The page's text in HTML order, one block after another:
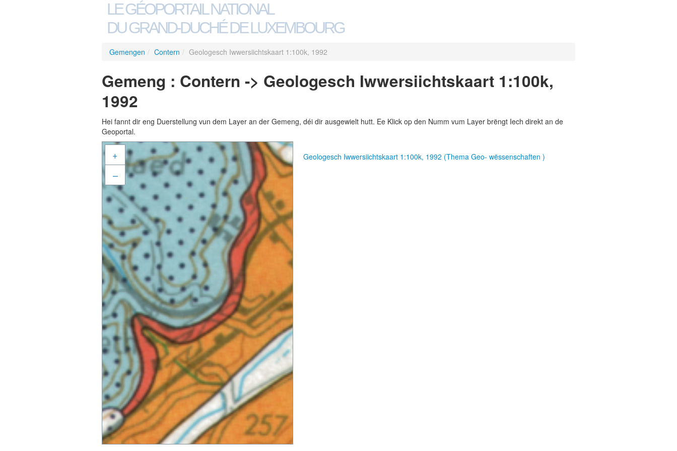
LE GÉOPORTAIL NATIONAL
DU GRAND-DUCHÉ DE LUXEMBOURG
Gemengen / Contern / Geologesch Iwwersiichtskaart 1:100k, 1992
Gemeng : Contern -> Geologesch Iwwersiichtskaart 1:100k,
1992
Hei fannt dir eng Duerstellung vun dem Layer an der Gemeng, déi dir ausgewielt hutt. Ee Klick op den Numm vum Layer brëngt Iech direkt an de
Geoportal.
+
–
Geologesch Iwwersiichtskaart 1:100k, 1992 (Thema Geo- wëssenschaften )